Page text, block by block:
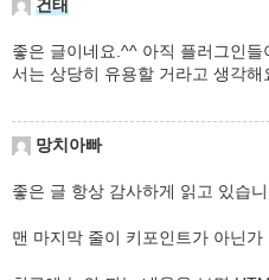
건태
좋은 글이네요.^^ 아직 플러그인
서는 상당히 유용할 거라고 생각해
망치아빠
좋은 글 항상 감사하게 읽고 있습니
맨 마지막 줄이 키포인트가 아닌가